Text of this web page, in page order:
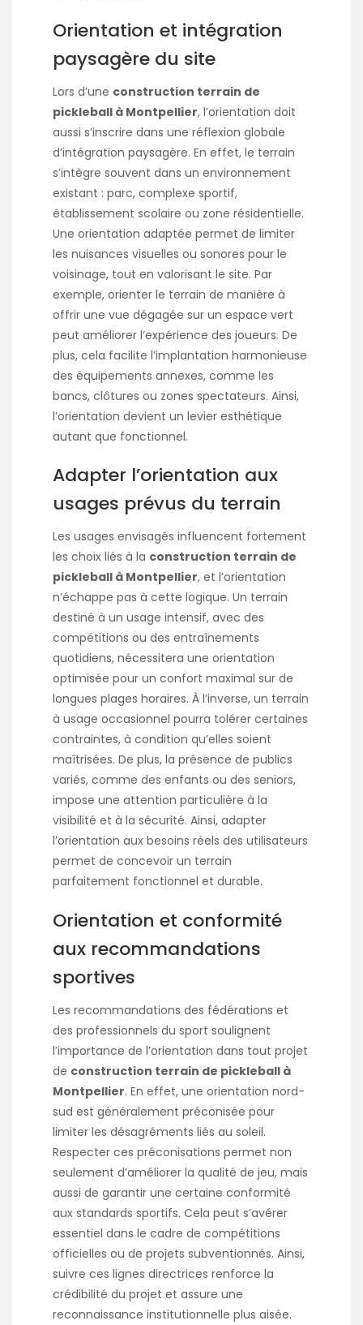
Orientation et intégration
paysagère du site
Lors d’une construction terrain de
pickleball à Montpellier, l’orientation doit
aussi s’inscrire dans une réflexion globale
d’intégration paysagère. En effet, le terrain
s’intègre souvent dans un environnement
existant : parc, complexe sportif,
établissement scolaire ou zone résidentielle.
Une orientation adaptée permet de limiter
les nuisances visuelles ou sonores pour le
voisinage, tout en valorisant le site. Par
exemple, orienter le terrain de manière à
offrir une vue dégagée sur un espace vert
peut améliorer l’expérience des joueurs. De
plus, cela facilite l’implantation harmonieuse
des équipements annexes, comme les
bancs, clôtures ou zones spectateurs. Ainsi,
l’orientation devient un levier esthétique
autant que fonctionnel.
Adapter l’orientation aux
usages prévus du terrain
Les usages envisagés influencent fortement
les choix liés à la construction terrain de
pickleball à Montpellier, et l’orientation
n’échappe pas à cette logique. Un terrain
destiné à un usage intensif, avec des
compétitions ou des entraînements
quotidiens, nécessitera une orientation
optimisée pour un confort maximal sur de
longues plages horaires. À l’inverse, un terrain
à usage occasionnel pourra tolérer certaines
contraintes, à condition qu’elles soient
maîtrisées. De plus, la présence de publics
variés, comme des enfants ou des seniors,
impose une attention particulière à la
visibilité et à la sécurité. Ainsi, adapter
l’orientation aux besoins réels des utilisateurs
permet de concevoir un terrain
parfaitement fonctionnel et durable.
Orientation et conformité
aux recommandations
sportives
Les recommandations des fédérations et
des professionnels du sport soulignent
l’importance de l’orientation dans tout projet
de construction terrain de pickleball à
Montpellier. En effet, une orientation nord-
sud est généralement préconisée pour
limiter les désagréments liés au soleil.
Respecter ces préconisations permet non
seulement d’améliorer la qualité de jeu, mais
aussi de garantir une certaine conformité
aux standards sportifs. Cela peut s’avérer
essentiel dans le cadre de compétitions
officielles ou de projets subventionnés. Ainsi,
suivre ces lignes directrices renforce la
crédibilité du projet et assure une
reconnaissance institutionnelle plus aisée.